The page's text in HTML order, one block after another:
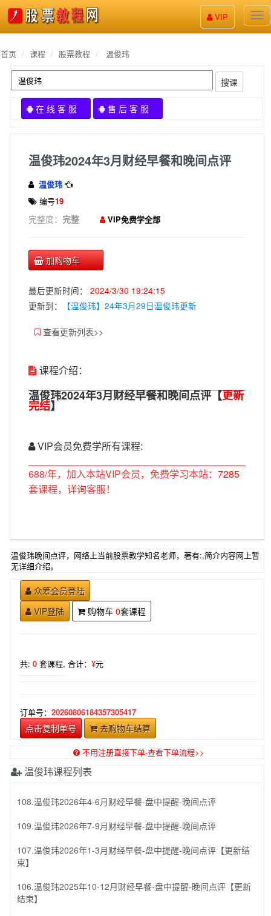
股
票
VIP
首页 课程 股票教程 温俊玮
搜课
在 线 客 服 售 后 客 服
温俊玮2024年3月财经早餐和晚间点评
温俊玮
编号19
完整度： 完整 VIP免费学全部
加购物车
最后更新时间： 2024/3/30 19:24:15
更新到：
【温俊玮】24年3月29日温俊玮更新
查看更新列表>>
课程介绍：
温俊玮2024年3月财经早餐和晚间点评【更新
完结】
VIP会员免费学所有课程:
688/年，加入本站VIP会员，免费学习本站： 7285
套课程，详询客服！
温俊玮晚间点评，网络上当前股票教学知名老师，著有:,简介内容网上暂
无详细介绍。
众筹会员登陆
VIP登陆
购物车 0套课程
共: 0 套课程, 合计： ¥元
订单号： 20260806184357305417
点击复制单号 去购物车结算
不用注册直接下单-查看下单流程>>
温俊玮课程列表
108.温俊玮2026年4-6月财经早餐-盘中提醒-晚间点评
109.温俊玮2026年7-9月财经早餐-盘中提醒-晚间点评
107.温俊玮2026年1-3月财经早餐-盘中提醒-晚间点评【更新结
束】
106.温俊玮2025年10-12月财经早餐-盘中提醒-晚间点评【更新
结束】